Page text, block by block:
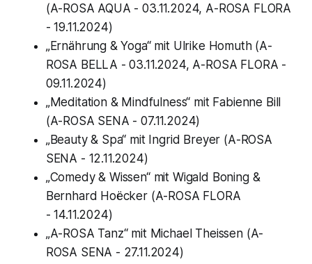
(A-ROSA AQUA - 03.11.2024, A-ROSA FLORA
- 19.11.2024)
„Ernährung & Yoga“ mit Ulrike Homuth (A-
ROSA BELLA - 03.11.2024, A-ROSA FLORA -
09.11.2024)
„Meditation & Mindfulness“ mit Fabienne Bill
(A-ROSA SENA - 07.11.2024)
„Beauty & Spa“ mit Ingrid Breyer (A-ROSA
SENA - 12.11.2024)
„Comedy & Wissen“ mit Wigald Boning &
Bernhard Hoëcker (A-ROSA FLORA
- 14.11.2024)
„A-ROSA Tanz“ mit Michael Theissen (A-
ROSA SENA - 27.11.2024)